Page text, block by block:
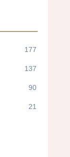
177
137
90
21